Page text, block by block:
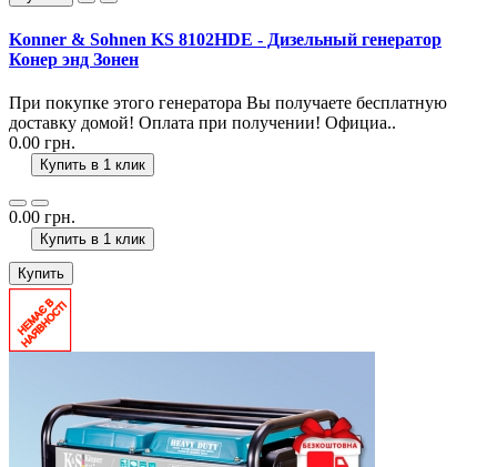
Konner & Sohnen KS 8102HDE - Дизельный генератор
Конер энд Зонен
При покупке этого генератора Вы получаете бесплатную
доставку домой! Оплата при получении! Официа..
0.00 грн.
Купить в 1 клик
0.00 грн.
Купить в 1 клик
Купить